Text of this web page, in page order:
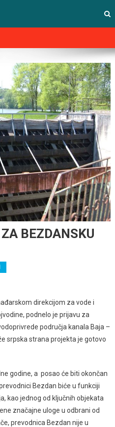
BEZDANSKU
direkcijom za vode i
podnelo je prijavu za
područja kanala Baja –
srpska strana projekta je gotovo
godine, a posao će biti okončan
Bezdan biće u funkciji
kao jednog od ključnih objekata
značajne uloge u odbrani od
prevodnica Bezdan nije u